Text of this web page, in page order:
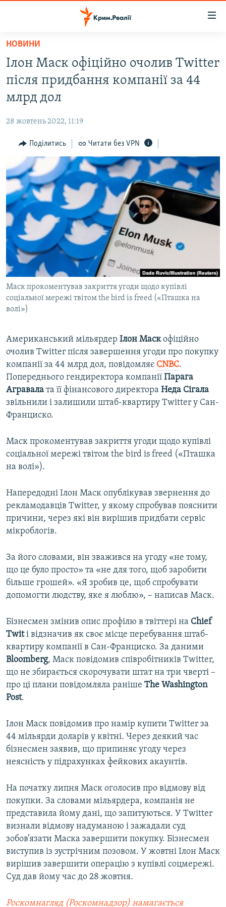
Перейти
основного
матеріалу
до
основної
Перейти
пошуку
ВІДЕО ТА ФОТО
БЛОГИ
ПОГЛЯД
ІНТЕРВ'Ю
ВСЕ ЗА ДЕНЬ
СПЕЦПРОЕКТИ
ДЕПОРТАЦІЯ
ВІДЕОУРОКИ «ELIFBE»
СВІДЧЕННЯ ОКУПАЦІЇ
УКРАЇНСЬКА ПРОБЛЕМА КРИМУ
ІНФОГРАФІКА
ЯК ОБІЙТИ БЛОКУВАННЯ
Русский
Qırımtatar
ДОЛУЧАЙСЯ!
Усі сайти RFE/RL
НОВИНИ
Ілон Маск офіційно очолив Twitter
після придбання компанії за 44
млрд дол
28 жовтень 2022, 11:19
Поділитись Читати без VPN
Маск прокоментував закриття угоди щодо купівлі
соціальної мережі твітом the bird is freed («Пташка на
волі»)
Американський мільярдер Ілон Маскофіційно
очолив Twitter після завершення угоди про покупку
компанії за 44 млрд дол, повідомляє CNBC.
Попереднього гендиректора компанії Парага
Агравала та її фінансового директора Неда Сігала
звільнили і залишили штаб-квартиру Twitter у Сан-
Франциско.
Маск прокоментував закриття угоди щодо купівлі
соціальної мережі твітом the bird is freed («Пташка
на волі»).
Напередодні Ілон Маск опублікував звернення до
рекламодавців Twitter, у якому спробував пояснити
причини, через які він вирішив придбати сервіс
мікроблогів.
За його словами, він зважився на угоду «не тому,
що це було просто» та «не для того, щоб заробити
більше грошей». «Я зробив це, щоб спробувати
допомогти людству, яке я люблю», – написав Маск.
Бізнесмен змінив опис профілю в твіттері на Chief
Twitі відзначив як своє місце перебування штаб-
квартиру компанії в Сан-Франциско. За даними
Bloomberg, Маск повідомив співробітників Twitter,
що не збирається скорочувати штат на три чверті –
про ці плани повідомляла раніше The Washington
Post.
Ілон Маск повідомив про намір купити Twitter за
44 мільярди доларів у квітні. Через деякий час
бізнесмен заявив, що припиняє угоду через
неясність у підрахунках фейкових акаунтів.
На початку липня Маск оголосив про відмову від
покупки. За словами мільярдера, компанія не
представила йому дані, що запитуються. У Twitter
визнали відмову надуманою і зажадали суд
зобов’язати Маска завершити покупку. Бізнесмен
виступив із зустрічним позовом. У жовтні Ілон Маск
вирішив завершити операцію з купівлі соцмережі.
Суд дав йому час до 28 жовтня.
Роскомнагляд (Роскомнадзор) намагається